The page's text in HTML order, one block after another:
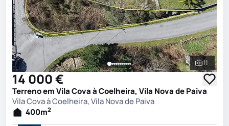
Ver
11
14 000 €
Terreno em Vila Cova à Coelheira, Vila Nova de Paiva
Vila Cova à Coelheira, Vila Nova de Paiva
400m2